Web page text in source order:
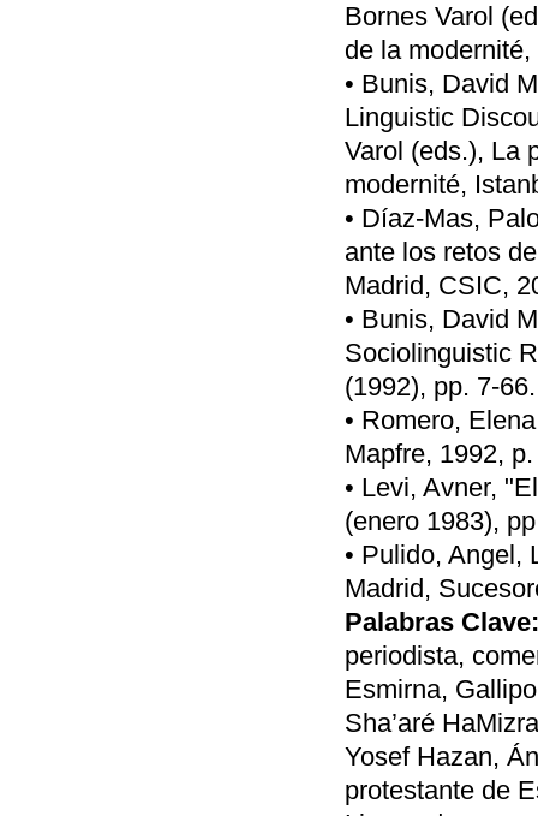
Bornes Varol
de la
• Bunis, David
Linguistic
Varol (eds.), La
modernité,
• Díaz-Mas,
ante los retos
Madrid, CSIC,
• Bunis, David
Sociolinguistic
(1992), pp. 7-66.
• Romero,
Mapfre, 1992,
• Levi, Avner,
(enero 1983),
• Pulido, Angel,
Madrid,
Palabras Clave:
periodista,
Esmirna,
Sha’aré
Yosef Hazan,
protestante de